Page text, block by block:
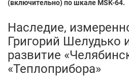
(включительно) по шкале MSK-64.
Наследие,
Григорий Шелудько
развитие
«Теплоприбора»